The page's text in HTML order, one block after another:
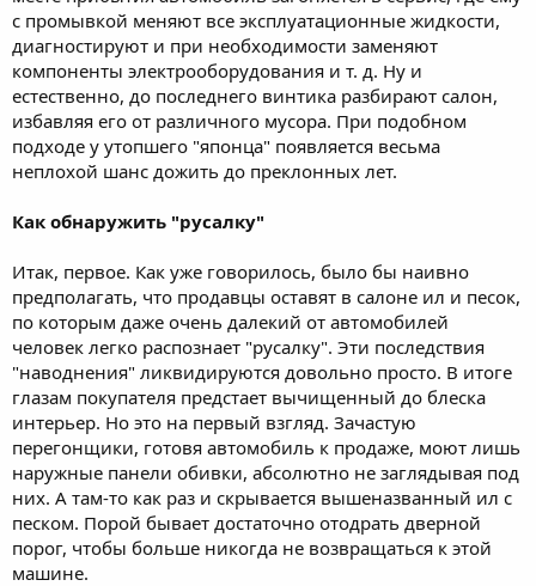
с промывкой меняют все эксплуатационные жидкости,
диагностируют и при необходимости заменяют
компоненты электрооборудования и т. д. Ну и
естественно, до последнего винтика разбирают салон,
избавляя его от различного мусора. При подобном
подходе у утопшего "японца" появляется весьма
неплохой шанс дожить до преклонных лет.
Как обнаружить "русалку"
Итак, первое. Как уже говорилось, было бы наивно
предполагать, что продавцы оставят в салоне ил и песок,
по которым даже очень далекий от автомобилей
человек легко распознает "русалку". Эти последствия
"наводнения" ликвидируются довольно просто. В итоге
глазам покупателя предстает вычищенный до блеска
интерьер. Но это на первый взгляд. Зачастую
перегонщики, готовя автомобиль к продаже, моют лишь
наружные панели обивки, абсолютно не заглядывая под
них. А там-то как раз и скрывается вышеназванный ил с
песком. Порой бывает достаточно отодрать дверной
порог, чтобы больше никогда не возвращаться к этой
машине.